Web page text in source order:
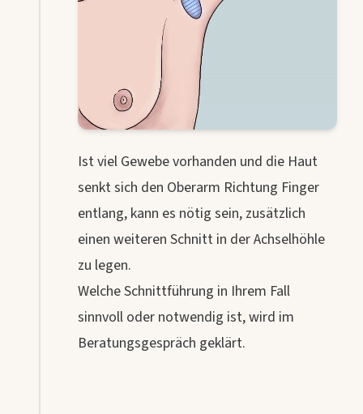
Ist viel Gewebe vorhanden und die Haut
senkt sich den Oberarm Richtung Finger
entlang, kann es nötig sein, zusätzlich
einen weiteren Schnitt in der Achselhöhle
zu legen.
Welche Schnittführung in Ihrem Fall
sinnvoll oder notwendig ist, wird im
Beratungsgespräch geklärt.